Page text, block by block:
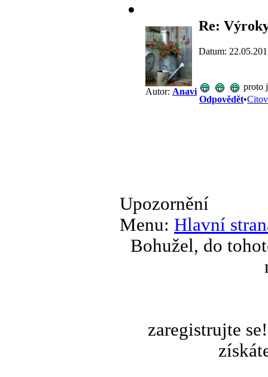
Autor: Anavi
Re:
Datum:
proto
Odpovědět•
Upozornění
Menu: Hlavní
Bohužel, do
zaregistrujte